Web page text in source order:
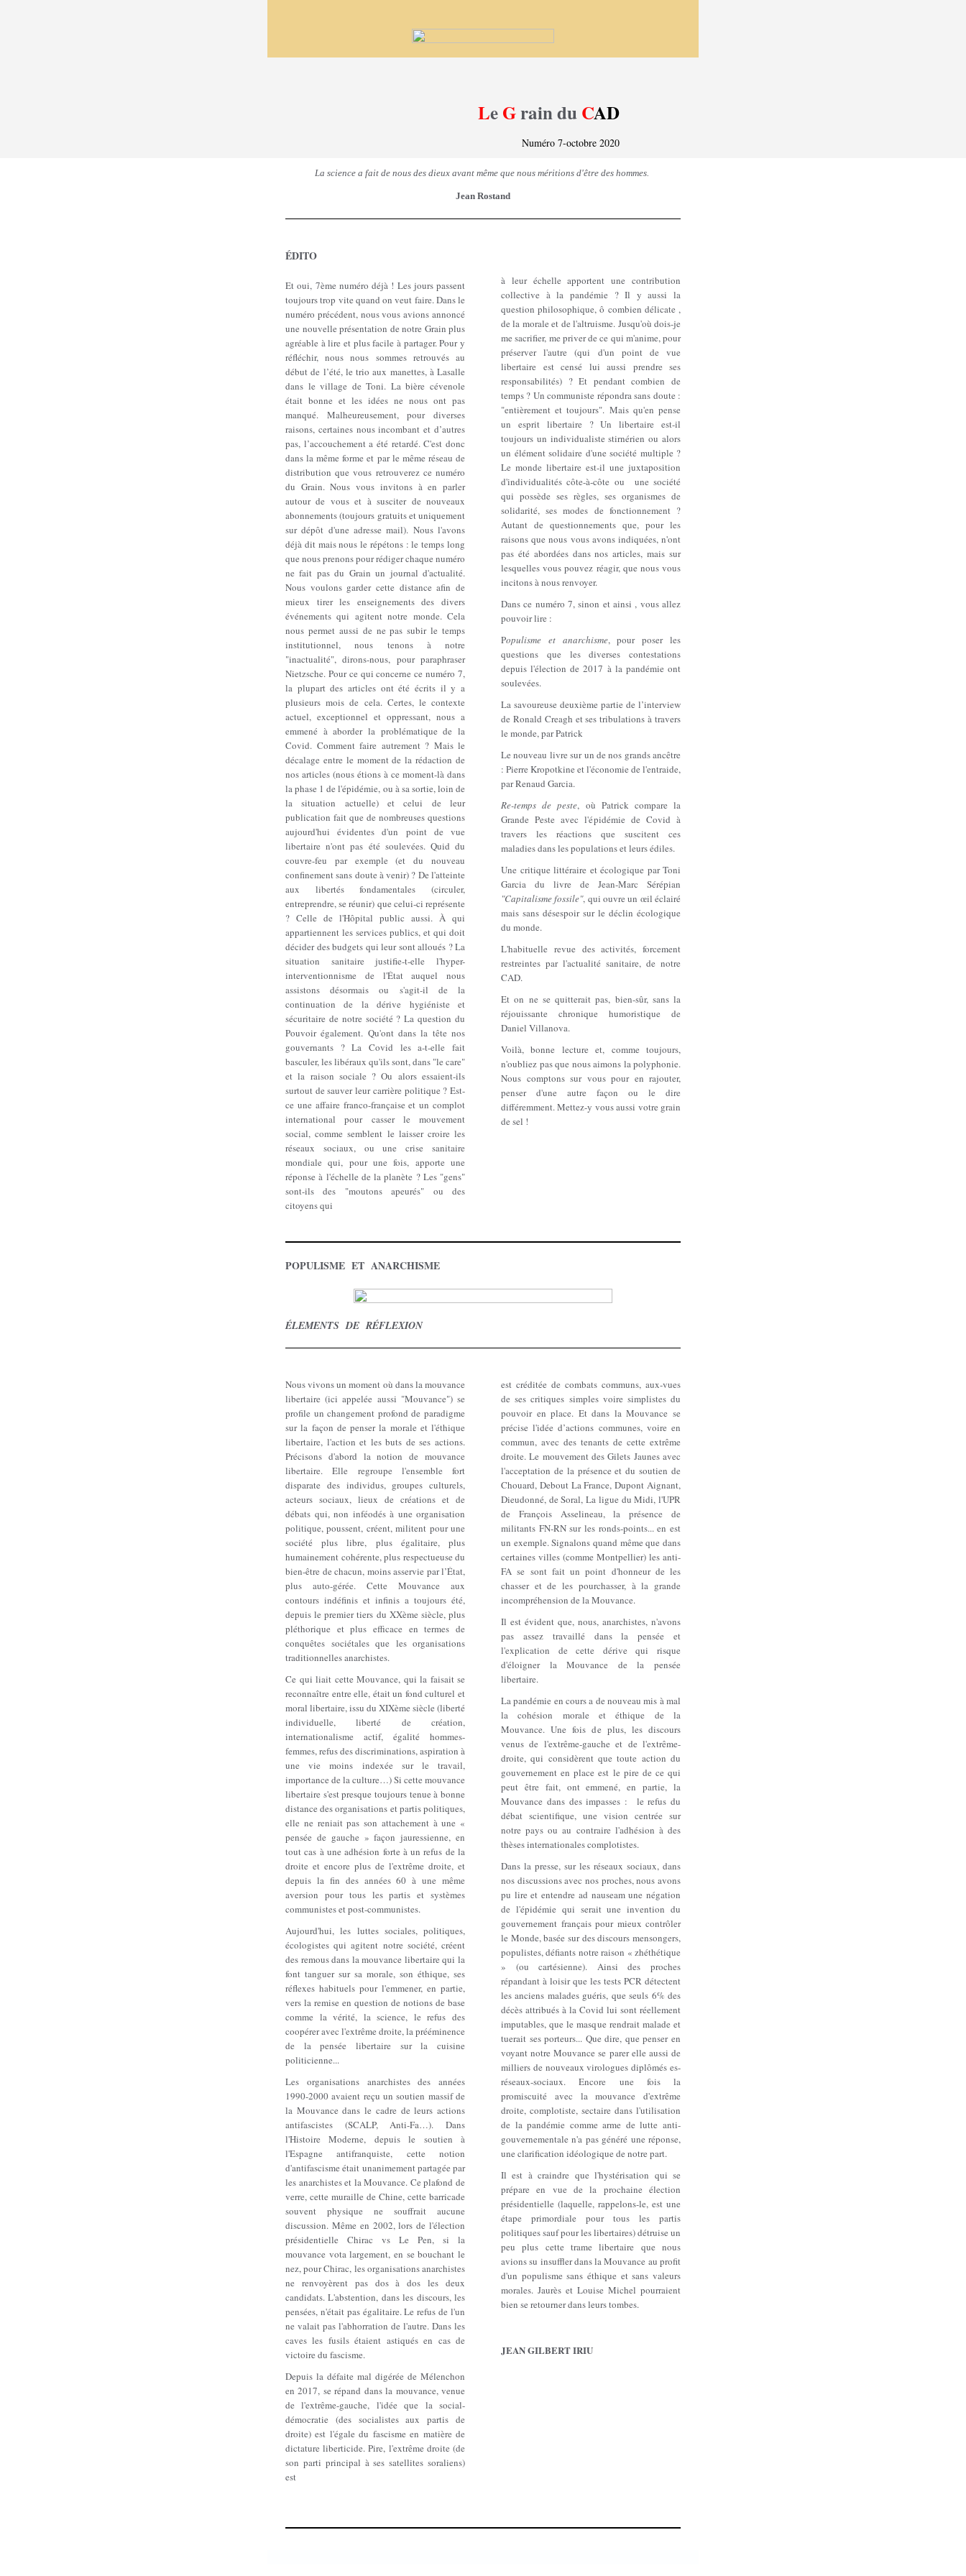
LeGrain duCAD
Numéro 7-octobre 2020
La science a fait de nous des dieux avant même que nous méritions d'être des hommes.
Jean Rostand
ÉDITO
Et oui, 7ème numéro déjà ! Les jours passent
toujours trop vite quand on veut faire. Dans le
numéro précédent, nous vous avions annoncé
une nouvelle présentation de notre Grain plus
agréable à lire et plus facile à partager. Pour y
réfléchir, nous nous sommes retrouvés au
début de l’été, le trio aux manettes, à Lasalle
dans le village de Toni. La bière cévenole
était bonne et les idées ne nous ont pas
manqué. Malheureusement, pour diverses
raisons, certaines nous incombant et d’autres
pas, l’accouchement a été retardé. C'est donc
dans la même forme et par le même réseau de
distribution que vous retrouverez ce numéro
du Grain. Nous vous invitons à en parler
autour de vous et à susciter de nouveaux
abonnements (toujours gratuits et uniquement
sur dépôt d'une adresse mail). Nous l'avons
déjà dit mais nous le répétons : le temps long
que nous prenons pour rédiger chaque numéro
ne fait pas du Grain un journal d'actualité.
Nous voulons garder cette distance afin de
mieux tirer les enseignements des divers
événements qui agitent notre monde. Cela
nous permet aussi de ne pas subir le temps
institutionnel, nous tenons à notre
"inactualité", dirons-nous, pour paraphraser
Nietzsche. Pour ce qui concerne ce numéro 7,
la plupart des articles ont été écrits il y a
plusieurs mois de cela. Certes, le contexte
actuel, exceptionnel et oppressant, nous a
emmené à aborder la problématique de la
Covid. Comment faire autrement ? Mais le
décalage entre le moment de la rédaction de
nos articles (nous étions à ce moment-là dans
la phase 1 de l'épidémie, ou à sa sortie, loin de
la situation actuelle) et celui de leur
publication fait que de nombreuses questions
aujourd'hui évidentes d'un point de vue
libertaire n'ont pas été soulevées. Quid du
couvre-feu par exemple (et du nouveau
confinement sans doute à venir) ? De l'atteinte
aux libertés fondamentales (circuler,
entreprendre, se réunir) que celui-ci représente
? Celle de l'Hôpital public aussi. À qui
appartiennent les services publics, et qui doit
décider des budgets qui leur sont alloués ? La
situation sanitaire justifie-t-elle l'hyper-
interventionnisme de l'État auquel nous
assistons désormais ou s'agit-il de la
continuation de la dérive hygiéniste et
sécuritaire de notre société ? La question du
Pouvoir également. Qu'ont dans la tête nos
gouvernants ? La Covid les a-t-elle fait
basculer, les libéraux qu'ils sont, dans "le care"
et la raison sociale ? Ou alors essaient-ils
surtout de sauver leur carrière politique ? Est-
ce une affaire franco-française et un complot
international pour casser le mouvement
social, comme semblent le laisser croire les
réseaux sociaux, ou une crise sanitaire
mondiale qui, pour une fois, apporte une
réponse à l'échelle de la planète ? Les "gens"
sont-ils des "moutons apeurés" ou des
citoyens qui
à leur échelle apportent une contribution
collective à la pandémie ? Il y aussi la
question philosophique, ô combien délicate ,
de la morale et de l'altruisme. Jusqu'où dois-je
me sacrifier, me priver de ce qui m'anime, pour
préserver l'autre (qui d'un point de vue
libertaire est censé lui aussi prendre ses
responsabilités) ? Et pendant combien de
temps ? Un communiste répondra sans doute :
"entièrement et toujours". Mais qu'en pense
un esprit libertaire ? Un libertaire est-il
toujours un individualiste stirnérien ou alors
un élément solidaire d'une société multiple ?
Le monde libertaire est-il une juxtaposition
d'individualités côte-à-côte ou une société
qui possède ses règles, ses organismes de
solidarité, ses modes de fonctionnement ?
Autant de questionnements que, pour les
raisons que nous vous avons indiquées, n'ont
pas été abordées dans nos articles, mais sur
lesquelles vous pouvez réagir, que nous vous
incitons à nous renvoyer.
Dans ce numéro 7, sinon et ainsi , vous allez
pouvoir lire :
Populisme et anarchisme, pour poser les
questions que les diverses contestations
depuis l'élection de 2017 à la pandémie ont
soulevées.
La savoureuse deuxième partie de l’interview
de Ronald Creagh et ses tribulations à travers
le monde, par Patrick
Le nouveau livre sur un de nos grands ancêtre
: Pierre Kropotkine et l'économie de l'entraide,
par Renaud Garcia.
Re-temps de peste, où Patrick compare la
Grande Peste avec l'épidémie de Covid à
travers les réactions que suscitent ces
maladies dans les populations et leurs édiles.
Une critique littéraire et écologique par Toni
Garcia du livre de Jean-Marc Sérépian
"Capitalisme fossile", qui ouvre un œil éclairé
mais sans désespoir sur le déclin écologique
du monde.
L'habituelle revue des activités, forcement
restreintes par l'actualité sanitaire, de notre
CAD.
Et on ne se quitterait pas, bien-sûr, sans la
réjouissante chronique humoristique de
Daniel Villanova.
Voilà, bonne lecture et, comme toujours,
n'oubliez pas que nous aimons la polyphonie.
Nous comptons sur vous pour en rajouter,
penser d'une autre façon ou le dire
différemment. Mettez-y vous aussi votre grain
de sel !
POPULISME ET ANARCHISME
ÉLEMENTS DE RÉFLEXION
Nous vivons un moment où dans la mouvance
libertaire (ici appelée aussi "Mouvance") se
profile un changement profond de paradigme
sur la façon de penser la morale et l'éthique
libertaire, l'action et les buts de ses actions.
Précisons d'abord la notion de mouvance
libertaire. Elle regroupe l'ensemble fort
disparate des individus, groupes culturels,
acteurs sociaux, lieux de créations et de
débats qui, non inféodés à une organisation
politique, poussent, créent, militent pour une
société plus libre, plus égalitaire, plus
humainement cohérente, plus respectueuse du
bien-être de chacun, moins asservie par l’État,
plus auto-gérée. Cette Mouvance aux
contours indéfinis et infinis a toujours été,
depuis le premier tiers du XXème siècle, plus
pléthorique et plus efficace en termes de
conquêtes sociétales que les organisations
traditionnelles anarchistes.
Ce qui liait cette Mouvance, qui la faisait se
reconnaître entre elle, était un fond culturel et
moral libertaire, issu du XIXème siècle (liberté
individuelle, liberté de création,
internationalisme actif, égalité hommes-
femmes, refus des discriminations, aspiration à
une vie moins indexée sur le travail,
importance de la culture…) Si cette mouvance
libertaire s'est presque toujours tenue à bonne
distance des organisations et partis politiques,
elle ne reniait pas son attachement à une «
pensée de gauche » façon jauressienne, en
tout cas à une adhésion forte à un refus de la
droite et encore plus de l'extrême droite, et
depuis la fin des années 60 à une même
aversion pour tous les partis et systèmes
communistes et post-communistes.
Aujourd'hui, les luttes sociales, politiques,
écologistes qui agitent notre société, créent
des remous dans la mouvance libertaire qui la
font tanguer sur sa morale, son éthique, ses
réflexes habituels pour l'emmener, en partie,
vers la remise en question de notions de base
comme la vérité, la science, le refus des
coopérer avec l'extrême droite, la prééminence
de la pensée libertaire sur la cuisine
politicienne...
Les organisations anarchistes des années
1990-2000 avaient reçu un soutien massif de
la Mouvance dans le cadre de leurs actions
antifascistes (SCALP, Anti-Fa…). Dans
l'Histoire Moderne, depuis le soutien à
l'Espagne antifranquiste, cette notion
d'antifascisme était unanimement partagée par
les anarchistes et la Mouvance. Ce plafond de
verre, cette muraille de Chine, cette barricade
souvent physique ne souffrait aucune
discussion. Même en 2002, lors de l'élection
présidentielle Chirac vs Le Pen, si la
mouvance vota largement, en se bouchant le
nez, pour Chirac, les organisations anarchistes
ne renvoyèrent pas dos à dos les deux
candidats. L'abstention, dans les discours, les
pensées, n'était pas égalitaire. Le refus de l'un
ne valait pas l'abhorration de l'autre. Dans les
caves les fusils étaient astiqués en cas de
victoire du fascisme.
Depuis la défaite mal digérée de Mélenchon
en 2017, se répand dans la mouvance, venue
de l'extrême-gauche, l'idée que la social-
démocratie (des socialistes aux partis de
droite) est l'égale du fascisme en matière de
dictature liberticide. Pire, l'extrême droite (de
son parti principal à ses satellites soraliens)
est
est créditée de combats communs, aux-vues
de ses critiques simples voire simplistes du
pouvoir en place. Et dans la Mouvance se
précise l'idée d’actions communes, voire en
commun, avec des tenants de cette extrême
droite. Le mouvement des Gilets Jaunes avec
l'acceptation de la présence et du soutien de
Chouard, Debout La France, Dupont Aignant,
Dieudonné, de Soral, La ligue du Midi, l'UPR
de François Asselineau, la présence de
militants FN-RN sur les ronds-points... en est
un exemple. Signalons quand même que dans
certaines villes (comme Montpellier) les anti-
FA se sont fait un point d'honneur de les
chasser et de les pourchasser, à la grande
incompréhension de la Mouvance.
Il est évident que, nous, anarchistes, n'avons
pas assez travaillé dans la pensée et
l'explication de cette dérive qui risque
d'éloigner la Mouvance de la pensée
libertaire.
La pandémie en cours a de nouveau mis à mal
la cohésion morale et éthique de la
Mouvance. Une fois de plus, les discours
venus de l'extrême-gauche et de l'extrême-
droite, qui considèrent que toute action du
gouvernement en place est le pire de ce qui
peut être fait, ont emmené, en partie, la
Mouvance dans des impasses : le refus du
débat scientifique, une vision centrée sur
notre pays ou au contraire l'adhésion à des
thèses internationales complotistes.
Dans la presse, sur les réseaux sociaux, dans
nos discussions avec nos proches, nous avons
pu lire et entendre ad nauseam une négation
de l'épidémie qui serait une invention du
gouvernement français pour mieux contrôler
le Monde, basée sur des discours mensongers,
populistes, défiants notre raison « zhéthétique
» (ou cartésienne). Ainsi des proches
répandant à loisir que les tests PCR détectent
les anciens malades guéris, que seuls 6% des
décès attribués à la Covid lui sont réellement
imputables, que le masque rendrait malade et
tuerait ses porteurs... Que dire, que penser en
voyant notre Mouvance se parer elle aussi de
milliers de nouveaux virologues diplômés es-
réseaux-sociaux. Encore une fois la
promiscuité avec la mouvance d'extrême
droite, complotiste, sectaire dans l'utilisation
de la pandémie comme arme de lutte anti-
gouvernementale n'a pas généré une réponse,
une clarification idéologique de notre part.
Il est à craindre que l'hystérisation qui se
prépare en vue de la prochaine élection
présidentielle (laquelle, rappelons-le, est une
étape primordiale pour tous les partis
politiques sauf pour les libertaires) détruise un
peu plus cette trame libertaire que nous
avions su insuffler dans la Mouvance au profit
d'un populisme sans éthique et sans valeurs
morales. Jaurès et Louise Michel pourraient
bien se retourner dans leurs tombes.
JEAN GILBERT IRIU